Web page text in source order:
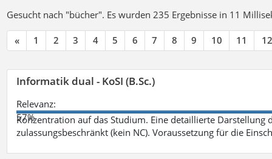
Gesucht nach "bücher". Es wurden 235 Ergebnisse in 11
« 1 2 3 4 5 6 7 8 9 10 11 12
Informatik dual - KoSI (B.Sc.)
Relevanz:
57%
Konzentration auf das Studium. Eine detaillierte
zulassungsbeschränkt (kein NC). Voraussetzung für die